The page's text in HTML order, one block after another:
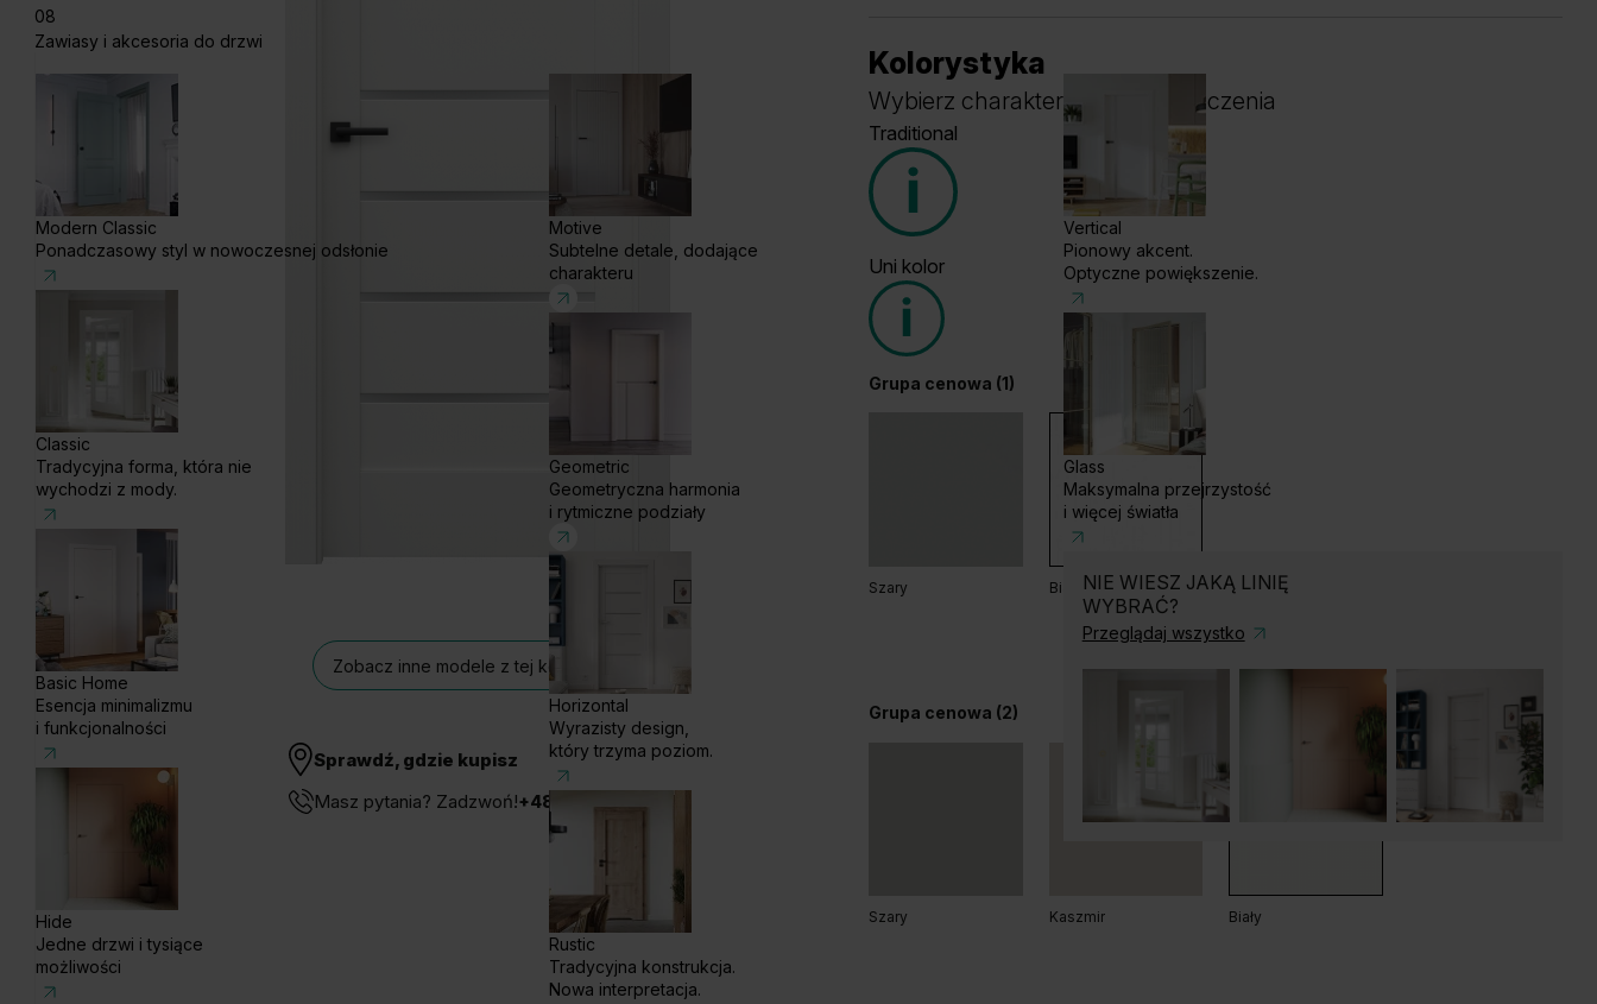
08
Zawiasy i akcesoria do drzwi
Modern Classic
Ponadczasowy styl w nowoczesnej odsłonie
Classic
Tradycyjna forma, która nie
wychodzi z mody.
Basic Home
Esencja minimalizmu
i funkcjonalności
Hide
Jedne drzwi i tysiące
możliwości
Motive
Subtelne detale, dodające
charakteru
Geometric
Geometryczna harmonia
i rytmiczne podziały
Horizontal
Wyrazisty design,
który trzyma poziom.
Rustic
Tradycyjna konstrukcja.
Nowa interpretacja.
Vertical
Pionowy akcent.
Optyczne powiększenie.
Glass
Maksymalna przejrzystość
i więcej światła
NIE WIESZ JAKĄ LINIĘ
WYBRAĆ?
Przeglądaj wszystko
Zobacz inne modele z tej kolekcji
Sprawdź, gdzie kupisz
Masz pytania? Zadzwoń!+48 585 858 056
Kolorystyka
Wybierz charakter i kolor wykończenia
Traditional
Grupa cenowa (1)
Wenge White Dąb Ciemny
Dąb Matowy Dąb Naturalny
Uni kolor
Grupa cenowa (1)
Szary Biały
Grupa cenowa (2)
Szary Kaszmir Biały